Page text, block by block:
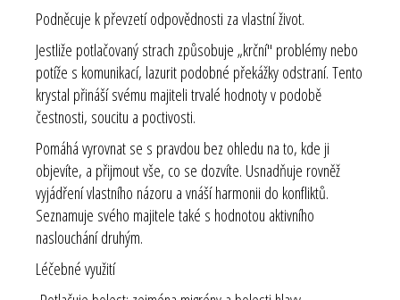
Podněcuje k převzetí odpovědnosti za vlastní život.
Jestliže potlačovaný strach způsobuje „krční" problémy nebo
potíže s komunikací, lazurit podobné překážky odstraní. Tento
krystal přináší svému majiteli trvalé hodnoty v podobě
čestnosti, soucitu a poctivosti.
Pomáhá vyrovnat se s pravdou bez ohledu na to, kde ji
objevíte, a přijmout vše, co se dozvíte. Usnadňuje rovněž
vyjádření vlastního názoru a vnáší harmonii do konfliktů.
Seznamuje svého majitele také s hodnotou aktivního
naslouchání druhým.
Léčebné využití